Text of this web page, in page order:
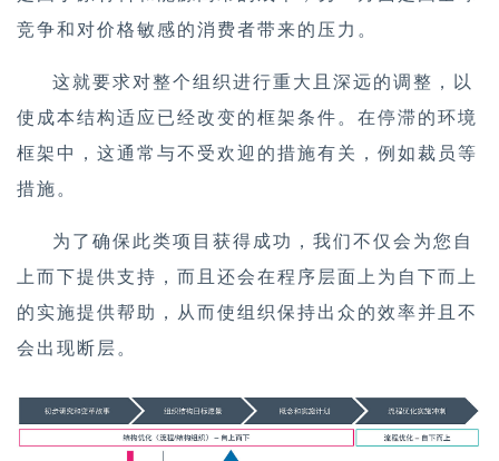
规划与实施
数字化转型和工业4.0
行业
公司
竞争和对价格敏感的消费者带来的压力。
这就要求对整个组织进行重大且深远的调整，以
使成本结构适应已经改变的框架条件。在停滞的环境
框架中，这通常与不受欢迎的措施有关，例如裁员等
措施。
为了确保此类项目获得成功，我们不仅会为您自
上而下提供支持，而且还会在程序层面上为自下而上
的实施提供帮助，从而使组织保持出众的效率并且不
会出现断层。